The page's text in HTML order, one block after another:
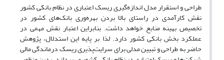
طراحی و استقرار مدل اندازه‌گیری ریسک اعتباری در نظام بانکی کشور
نقش کارآمدی در راستای بالا بردن بهره‌وری بانک‌های کشور در
تخصیص بهینه منابع خواهد داشت. بنابراین اعتبار نقش مهمی در
عملکرد بخش بانکی کشور دارد. لذا بر پایه این استدلال، پژوهش
حاضر به طراحی و تبیین مدلی برای سرایت‌پذیری ریسک درماندگی مالی